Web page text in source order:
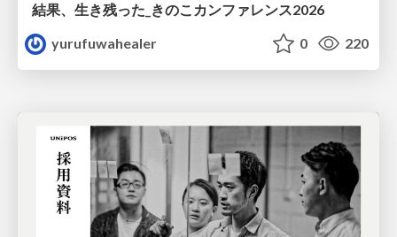
結果、生き残った_きのこカンファレンス2026
yurufuwahealer
0 220